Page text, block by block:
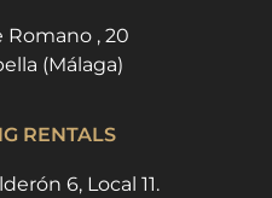
, 20
(Málaga)
RENTALS
6, Local 11.